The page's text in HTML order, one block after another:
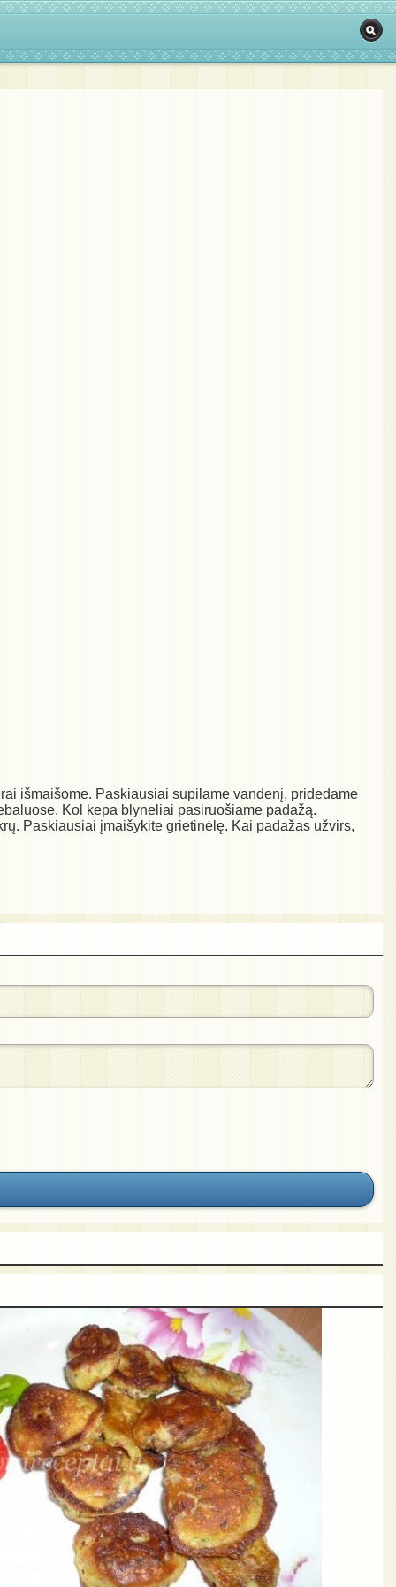
išmaišome. Paskiausiai supilame vandenį, pridedame
Kol kepa blyneliai pasiruošiame padažą.
Paskiausiai įmaišykite grietinėlę. Kai padažas užvirs,